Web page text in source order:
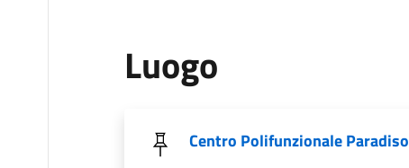
Luogo
Centro Polifunzionale Paradiso